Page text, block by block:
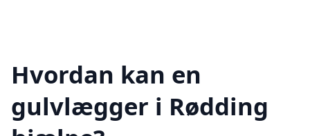
Hvordan kan en
gulvlægger i Rødding